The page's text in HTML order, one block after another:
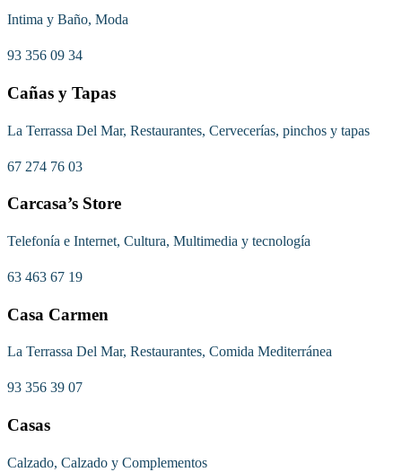
Intima y Baño, Moda
93 356 09 34
Cañas y Tapas
La Terrassa Del Mar, Restaurantes, Cervecerías, pinchos y tapas
67 274 76 03
Carcasa’s Store
Telefonía e Internet, Cultura, Multimedia y tecnología
63 463 67 19
Casa Carmen
La Terrassa Del Mar, Restaurantes, Comida Mediterránea
93 356 39 07
Casas
Calzado, Calzado y Complementos